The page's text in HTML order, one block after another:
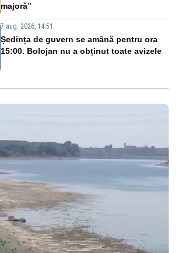
majoră”
7 aug. 2026, 14:51
Ședința de guvern se amână pentru ora
15:00. Bolojan nu a obținut toate avizele